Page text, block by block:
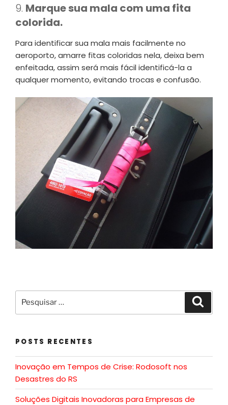
9. Marque sua mala com uma fita
colorida.
Para identificar sua mala mais facilmente no
aeroporto, amarre fitas coloridas nela, deixa bem
enfeitada, assim será mais fácil identificá-la a
qualquer momento, evitando trocas e confusão.
POSTS RECENTES
Inovação em Tempos de Crise: Rodosoft nos
Desastres do RS
Soluções Digitais Inovadoras para Empresas de